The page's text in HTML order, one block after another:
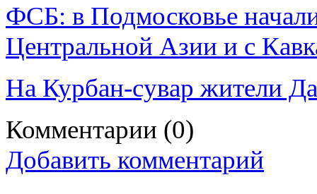
ФСБ: в Подмосковье
Центральной Азии и с
На Курбан-сувар жители
Комментарии (0)
Добавить комментарий